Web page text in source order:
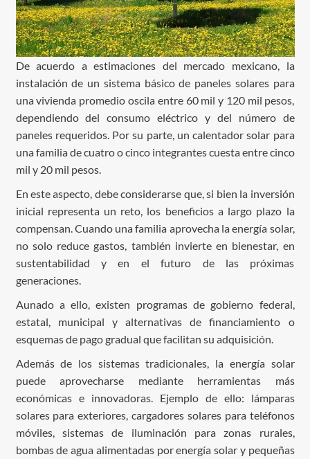
De acuerdo a estimaciones del mercado mexicano, la
instalación de un sistema básico de paneles solares para
una vivienda promedio oscila entre 60 mil y 120 mil pesos,
dependiendo del consumo eléctrico y del número de
paneles requeridos. Por su parte, un calentador solar para
una familia de cuatro o cinco integrantes cuesta entre cinco
mil y 20 mil pesos.
En este aspecto, debe considerarse que, si bien la inversión
inicial representa un reto, los beneficios a largo plazo la
compensan. Cuando una familia aprovecha la energía solar,
no solo reduce gastos, también invierte en bienestar, en
sustentabilidad y en el futuro de las próximas
generaciones.
Aunado a ello, existen programas de gobierno federal,
estatal, municipal y alternativas de financiamiento o
esquemas de pago gradual que facilitan su adquisición.
Además de los sistemas tradicionales, la energía solar
puede aprovecharse mediante herramientas más
económicas e innovadoras. Ejemplo de ello: lámparas
solares para exteriores, cargadores solares para teléfonos
móviles, sistemas de iluminación para zonas rurales,
bombas de agua alimentadas por energía solar y pequeñas